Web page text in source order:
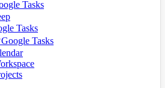
Tasks
Tasks
Tasks